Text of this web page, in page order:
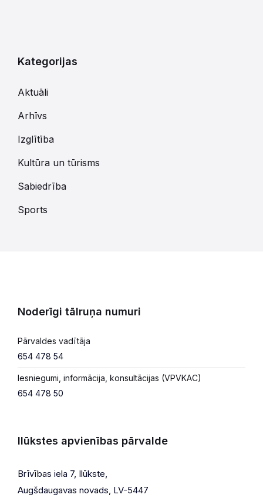
Kategorijas
Aktuāli
Arhīvs
Izglītība
Kultūra un tūrisms
Sabiedrība
Sports
Noderīgi tālruņa numuri
Pārvaldes vadītāja
654 478 54
Iesniegumi, informācija, konsultācijas (VPVKAC)
654 478 50
Ilūkstes apvienības pārvalde
Brīvības iela 7, Ilūkste,
Augšdaugavas novads, LV-5447